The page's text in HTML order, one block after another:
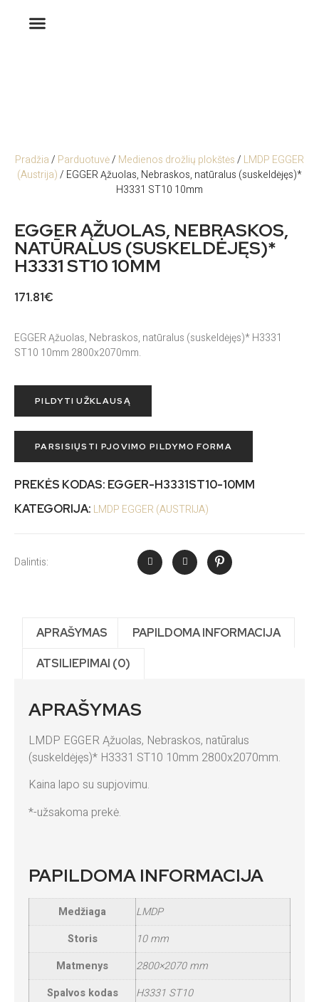
Pradžia/ Parduotuvė/ Medienos drožlių plokštės/ LMDP EGGER
(Austrija)/ EGGER Ąžuolas, Nebraskos, natūralus (suskeldėjęs)*
H3331 ST10 10mm
EGGER ĄŽUOLAS, NEBRASKOS,
NATŪRALUS (SUSKELDĖJĘS)*
H3331 ST10 10MM
171.81€
EGGER Ąžuolas, Nebraskos, natūralus (suskeldėjęs)* H3331
ST10 10mm 2800x2070mm.
PILDYTI UŽKLAUSĄ
PARSISIŲSTI PJOVIMO PILDYMO FORMA
PREKĖS KODAS: EGGER-H3331ST10-10MM
KATEGORIJA: LMDP EGGER (AUSTRIJA)
Dalintis:
APRAŠYMAS PAPILDOMA INFORMACIJA
ATSILIEPIMAI (0)
APRAŠYMAS
LMDP EGGER Ąžuolas, Nebraskos, natūralus
(suskeldėjęs)* H3331 ST10 10mm 2800x2070mm.
Kaina lapo su supjovimu.
*-užsakoma prekė.
PAPILDOMA INFORMACIJA
Medžiaga
LMDP
Storis
10 mm
Matmenys
2800×2070 mm
Spalvos kodas
H3331 ST10